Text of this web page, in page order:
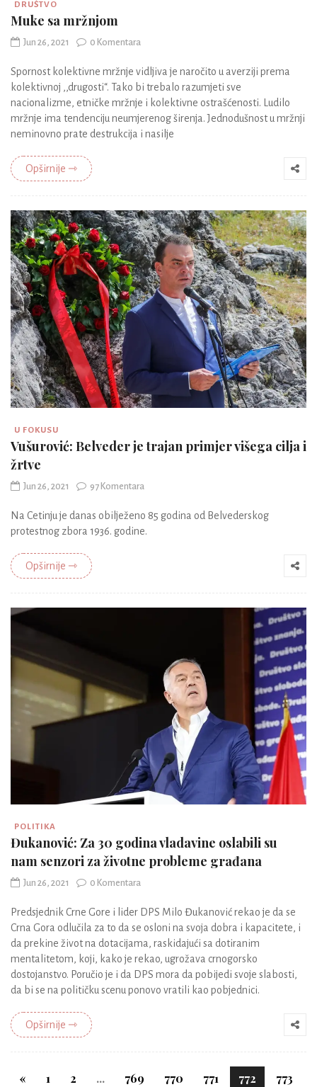
DRUŠTVO
Muke sa mržnjom
Jun 26, 2021 0 Komentara
Spornost kolektivne mržnje vidljiva je naročito u averziji prema
kolektivnoj ,,drugosti“. Tako bi trebalo razumjeti sve
nacionalizme, etničke mržnje i kolektivne ostrašćenosti. Ludilo
mržnje ima tendenciju neumjerenog širenja. Jednodušnost u mržnji
neminovno prate destrukcija i nasilje
Opširnije ⇾
U FOKUSU
Vušurović: Belveder je trajan primjer višega cilja i
žrtve
Jun 26, 2021 97 Komentara
Na Cetinju je danas obilježeno 85 godina od Belvederskog
protestnog zbora 1936. godine.
Opširnije ⇾
POLITIKA
Đukanović: Za 30 godina vladavine oslabili su
nam senzori za životne probleme građana
Jun 26, 2021 0 Komentara
Predsjednik Crne Gore i lider DPS Milo Đukanović rekao je da se
Crna Gora odlučila za to da se osloni na svoja dobra i kapacitete, i
da prekine život na dotacijama, raskidajući sa dotiranim
mentalitetom, koji, kako je rekao, ugrožava crnogorsko
dostojanstvo. Poručio je i da DPS mora da pobijedi svoje slabosti,
da bi se na političku scenu ponovo vratili kao pobjednici.
Opširnije ⇾
« 1 2 ... 769 770 771 772
773